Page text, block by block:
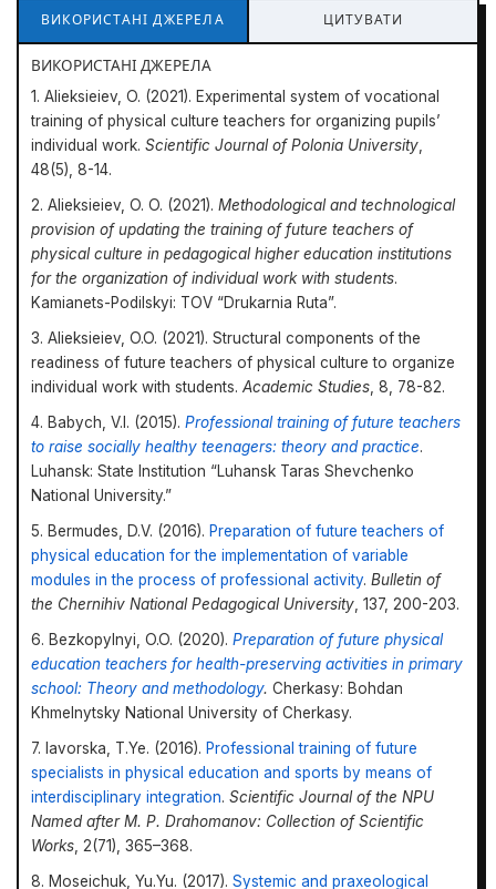
ВИКОРИСТАНІ ДЖЕРЕЛА ЦИТУВАТИ
ВИКОРИСТАНІ ДЖЕРЕЛА
1. Alieksieiev, O. (2021). Experimental system of vocational
training of physical culture teachers for organizing pupils’
individual work.Scientific Journal of Polonia University,
48(5), 8-14.
2. Alieksieiev, O. O. (2021).Methodological and technological
provision of updating the training of future teachers of
physical culture in pedagogical higher education institutions
for the organization of individual work with students.
Kamianets-Podilskyi: TOV “Drukarnia Ruta”.
3. Alieksieiev, O.O. (2021). Structural components of the
readiness of future teachers of physical culture to organize
individual work with students.Academic Studies, 8, 78-82.
4. Babych, V.I. (2015).Professional training of future teachers
to raise socially healthy teenagers: theory and practice.
Luhansk: State Institution “Luhansk Taras Shevchenko
National University.”
5. Bermudes, D.V. (2016). Preparation of future teachers of
physical education for the implementation of variable
modules in the process of professional activity.Bulletin of
the Chernihiv National Pedagogical University, 137, 200-203.
6. Bezkopylnyi, O.O. (2020).Preparation of future physical
education teachers for health-preserving activities in primary
school: Theory and methodology. Cherkasy: Bohdan
Khmelnytsky National University of Cherkasy.
7. Iavorska, T.Ye. (2016). Professional training of future
specialists in physical education and sports by means of
interdisciplinary integration.Scientific Journal of the NPU
Named after M. P. Drahomanov: Collection of Scientific
Works, 2(71), 365–368.
8. Moseichuk, Yu.Yu. (2017).Systemic and praxeological